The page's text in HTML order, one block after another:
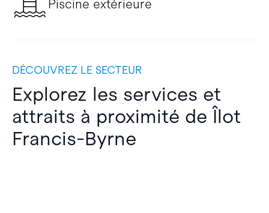
Piscine extérieure
DÉCOUVREZ LE SECTEUR
Explorez les services et
attraits à proximité de Îlot
Francis-Byrne